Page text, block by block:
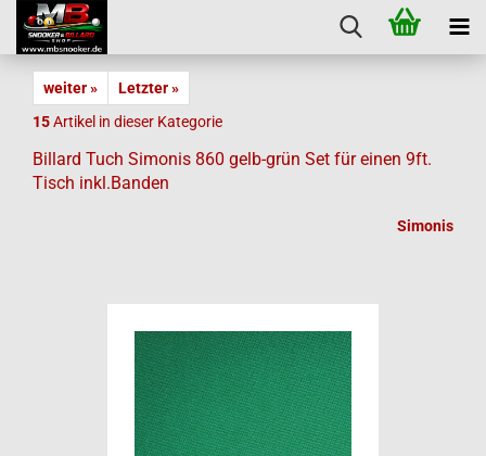
weiter »
Letzter »
15Artikel in dieser Kategorie
Billard Tuch Simonis 860 gelb-grün Set für einen 9ft.
Tisch inkl.Banden
Simonis